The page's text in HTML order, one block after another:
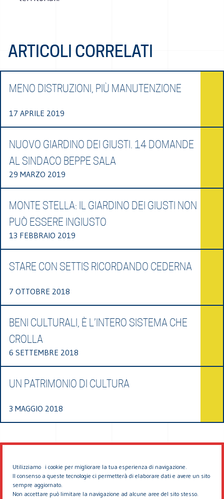
Utilizziamo i cookie per migliorare la tua esperienza di navigazione.
Il consenso a queste tecnologie ci permetterà di elaborare dati e avere un sito
sempre aggiornato.
Non accettare può limitare la navigazione ad alcune aree del sito stesso.
ARTICOLI CORRELATI
MENO DISTRUZIONI, PIÙ MANUTENZIONE
17 APRILE 2019
NUOVO GIARDINO DEI GIUSTI. 14 DOMANDE
AL SINDACO BEPPE SALA
29 MARZO 2019
MONTE STELLA: IL GIARDINO DEI GIUSTI NON
PUÒ ESSERE INGIUSTO
13 FEBBRAIO 2019
STARE CON SETTIS RICORDANDO CEDERNA
7 OTTOBRE 2018
BENI CULTURALI, È L’INTERO SISTEMA CHE
CROLLA
6 SETTEMBRE 2018
UN PATRIMONIO DI CULTURA
3 MAGGIO 2018